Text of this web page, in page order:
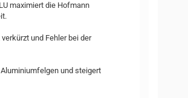
maximiert die Hofmann
und Fehler bei der
und steigert